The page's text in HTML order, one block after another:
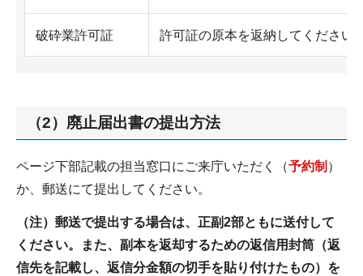
破砕業許可証 許可証の原本を返納してください
（2）廃止届出書の提出方法
ページ下部記載の担当窓口にご来庁いただく（予約制 ）
か、郵送にて提出してください。
（注）郵送で提出する場合は、正副2部ともに送付して
ください。また、副本を返却するための返信用封筒（返
信先を記載し、返信分金額の切手を貼り付けたもの）を